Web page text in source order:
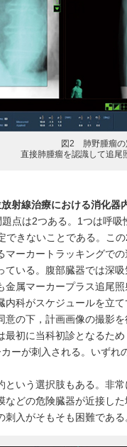
図2 肺野腫瘤の
直接肺腫瘤を認識して追尾
射線治療における消化器
点は2つある。1つは呼
できないことである。こ
マーカートラッキングで
ている。腹部臓器では深
金属マーカープラス追尾照
内科がスケジュールを立
意の下，計画画像の撮影
最初に当科初診となるた
ーが刺入される。いず
という選択肢もある。非
などの危険臓器が近接し
刺入がそもそも困難であ